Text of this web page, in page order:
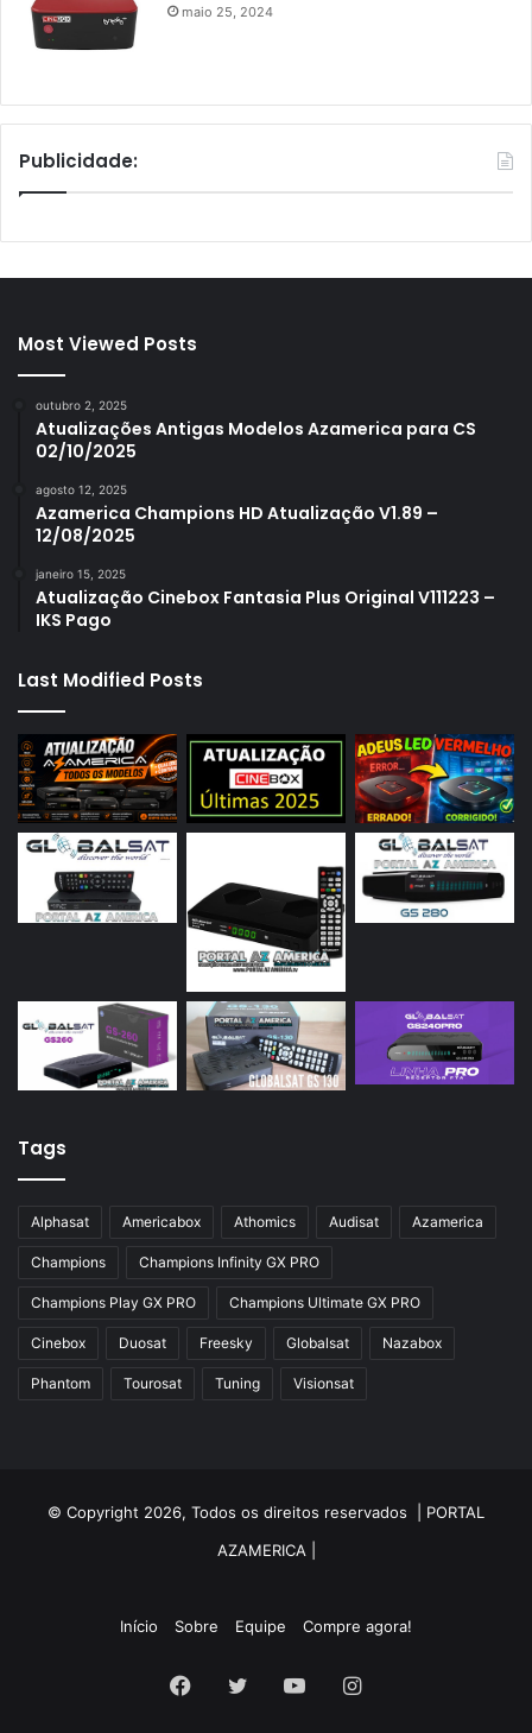
maio 25, 2024
Publicidade:
Most Viewed Posts
outubro 2, 2025
Atualizações Antigas Modelos Azamerica para CS
02/10/2025
agosto 12, 2025
Azamerica Champions HD Atualização V1.89 –
12/08/2025
janeiro 15, 2025
Atualização Cinebox Fantasia Plus Original V111223 –
IKS Pago
Last Modified Posts
Tags
Alphasat Americabox Athomics Audisat Azamerica
Champions Champions Infinity GX PRO
Champions Play GX PRO Champions Ultimate GX PRO
Cinebox Duosat Freesky Globalsat Nazabox
Phantom Tourosat Tuning Visionsat
© Copyright 2026, Todos os direitos reservados | PORTAL
AZAMERICA|
Início Sobre Equipe Compre agora!
Facebook
Twitter YouTubeInstagram